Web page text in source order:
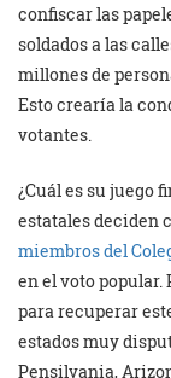
confiscar las
soldados a las
millones de
Esto crearía la
votantes.
¿Cuál es su juego
estatales deciden
miembros del
en el voto
para recuperar
estados muy
Pensilvania,